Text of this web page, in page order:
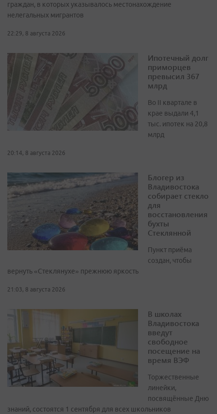
граждан, в которых указывалось местонахождение
нелегальных мигрантов
22:29, 8 августа 2026
Ипотечный долг
приморцев
превысил 367
млрд
Во II квартале в
крае выдали 4,1
тыс. ипотек на 20,8
млрд
20:14, 8 августа 2026
Блогер из
Владивостока
собирает стекло
для
восстановления
бухты
Стеклянной
Пункт приёма
создан, чтобы
вернуть «Стеклянухе» прежнюю яркость
21:03, 8 августа 2026
В школах
Владивостока
введут
свободное
посещение на
время ВЭФ
Торжественные
линейки,
посвящённые Дню
знаний, состоятся 1 сентября для всех школьников